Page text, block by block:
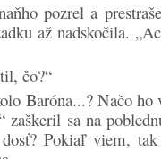
pozrel a
až nadskočila.
čo?“
Baróna...? Načo ho
sa na
Pokiaľ viem,